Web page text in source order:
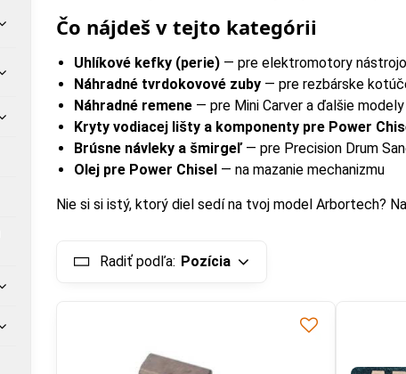
Čo nájdeš v tejto kategórii
Uhlíkové kefky (perie) — pre elektromotory
Náhradné tvrdokovové zuby — pre rezbárske
Náhradné remene — pre Mini Carver a ďalšie
Kryty vodiacej lišty a komponenty pre Power
Brúsne návleky a šmirgeľ— pre Precision Drum
Olej pre Power Chisel — na mazanie mechanizmu
Nie si si istý, ktorý diel sedí na tvoj model Arbortech?
Radiť podľa: Pozícia